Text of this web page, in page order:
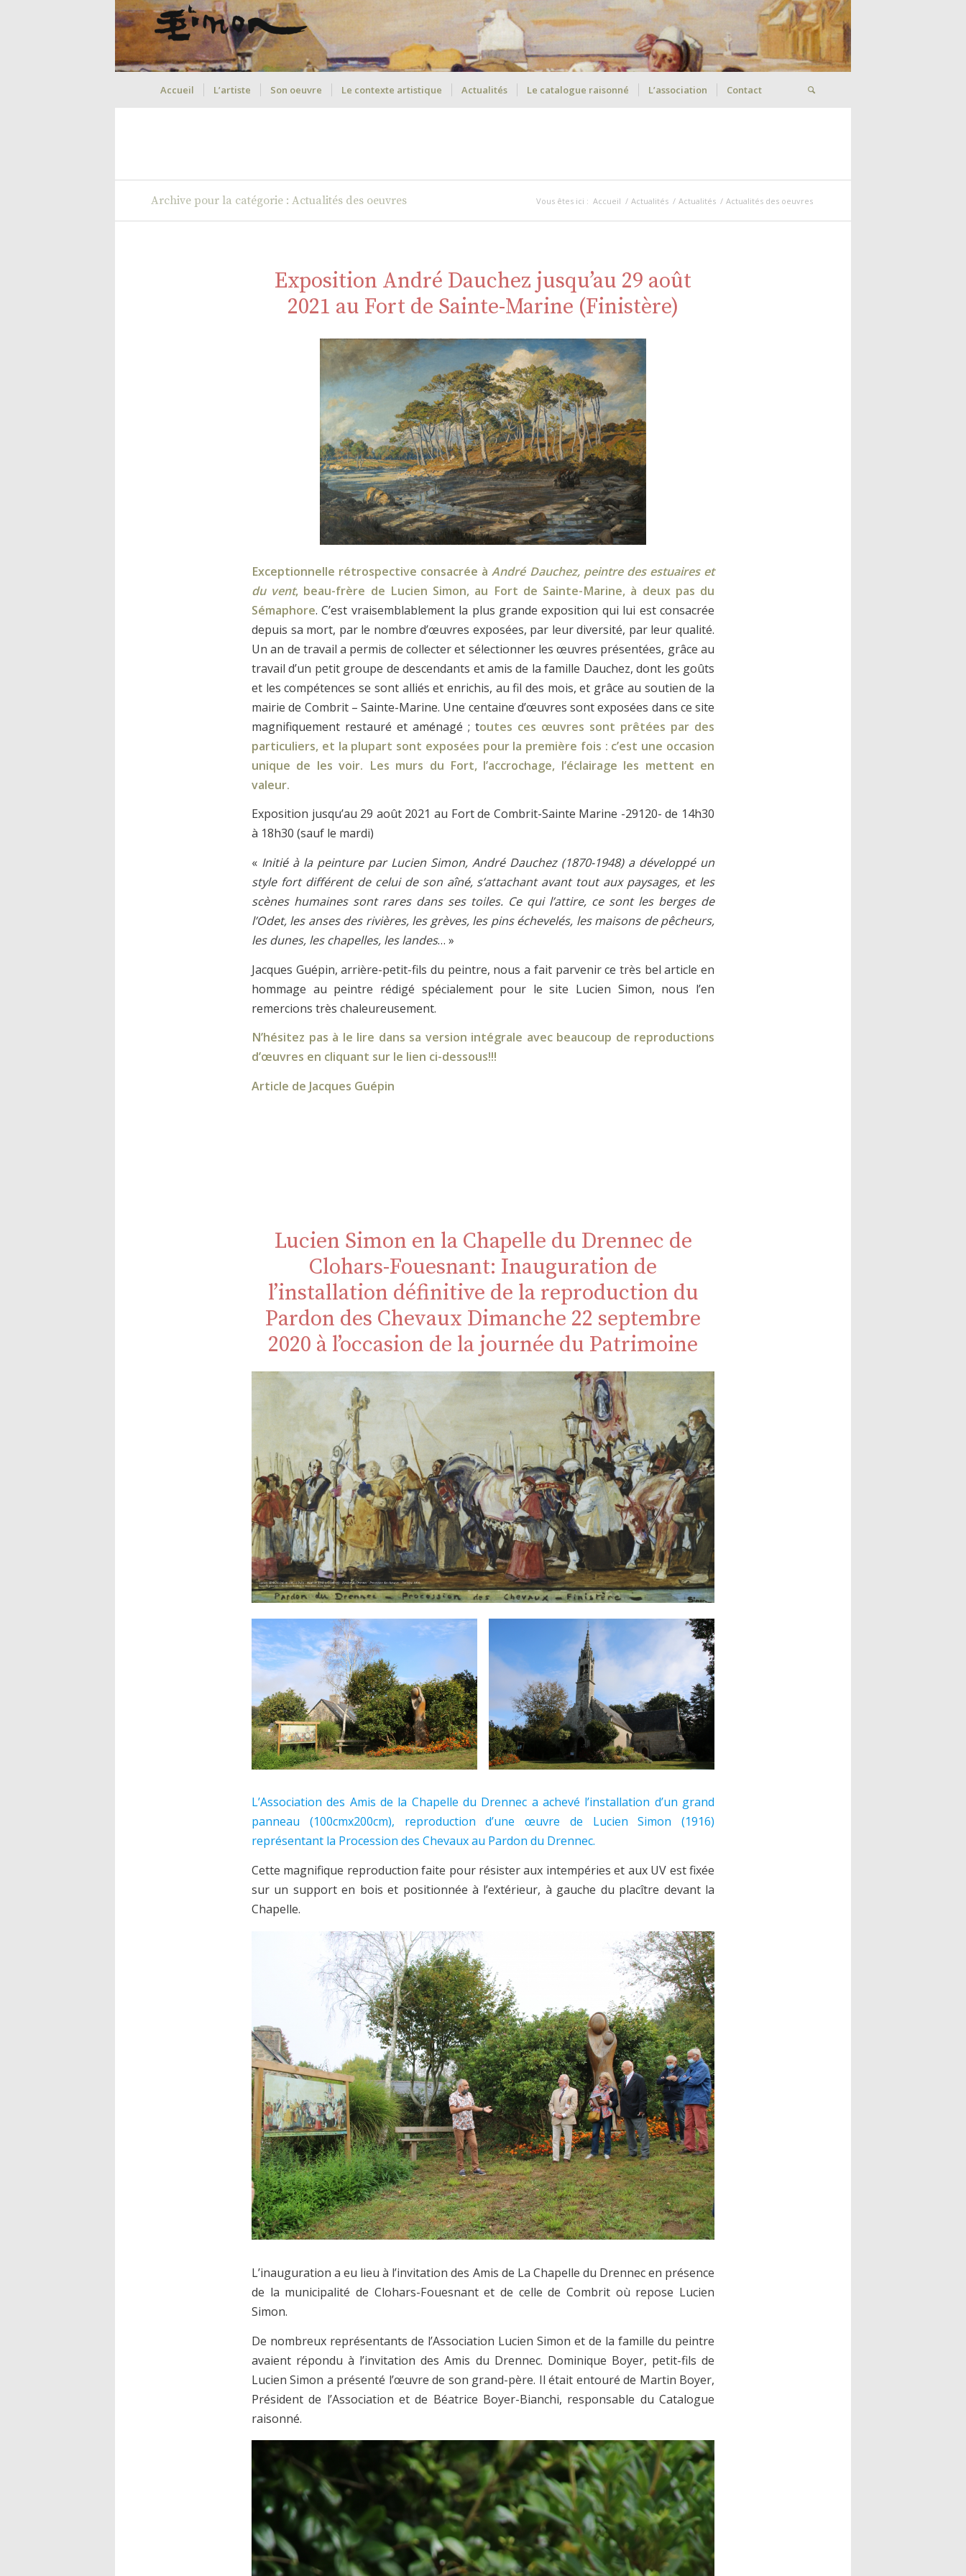
Accueil L’artiste Son oeuvre Le contexte artistique Actualités Le catalogue raisonné L’association Contact
Archive pour la catégorie : Actualités des oeuvres Vous êtes ici : Accueil / Actualités / Actualités / Actualités des oeuvres
Exposition André Dauchez jusqu’au 29 août
2021 au Fort de Sainte-Marine (Finistère)
Exceptionnelle rétrospective consacrée àAndré Dauchez, peintre des estuaires et
du vent, beau-frère de Lucien Simon, au Fort de Sainte-Marine, à deux pas du
Sémaphore. C’est vraisemblablement la plus grande exposition qui lui est consacrée
depuis sa mort, par le nombre d’œuvres exposées, par leur diversité, par leur qualité.
Un an de travail a permis de collecter et sélectionner les œuvres présentées, grâce au
travail d’un petit groupe de descendants et amis de la famille Dauchez, dont les goûts
et les compétences se sont alliés et enrichis, au fil des mois, et grâce au soutien de la
mairie de Combrit – Sainte-Marine. Une centaine d’œuvres sont exposées dans ce site
magnifiquement restauré et aménagé ; toutes ces œuvres sont prêtées par des
particuliers, et la plupart sont exposées pour la première fois : c’est une occasion
unique de les voir. Les murs du Fort, l’accrochage, l’éclairage les mettent en
valeur.
Exposition jusqu’au 29 août 2021 au Fort de Combrit-Sainte Marine -29120- de 14h30
à 18h30 (sauf le mardi)
« Initié à la peinture par Lucien Simon, André Dauchez (1870-1948) a développé un
style fort différent de celui de son aîné, s’attachant avant tout aux paysages, et les
scènes humaines sont rares dans ses toiles. Ce qui l’attire, ce sont les berges de
l’Odet, les anses des rivières, les grèves, les pins échevelés, les maisons de pêcheurs,
les dunes, les chapelles, les landes… »
Jacques Guépin, arrière-petit-fils du peintre, nous a fait parvenir ce très bel article en
hommage au peintre rédigé spécialement pour le site Lucien Simon, nous l’en
remercions très chaleureusement.
N’hésitez pas à le lire dans sa version intégrale avec beaucoup de reproductions
d’œuvres en cliquant sur le lien ci-dessous!!!
Article de Jacques Guépin
Lucien Simon en la Chapelle du Drennec de
Clohars-Fouesnant: Inauguration de
l’installation définitive de la reproduction du
Pardon des Chevaux Dimanche 22 septembre
2020 à l’occasion de la journée du Patrimoine
L’Association des Amis de la Chapelle du Drennec a achevé l’installation d’un grand
panneau (100cmx200cm), reproduction d’une œuvre de Lucien Simon (1916)
représentant la Procession des Chevaux au Pardon du Drennec.
Cette magnifique reproduction faite pour résister aux intempéries et aux UV est fixée
sur un support en bois et positionnée à l’extérieur, à gauche du placître devant la
Chapelle.
L’inauguration a eu lieu à l’invitation des Amis de La Chapelle du Drennec en présence
de la municipalité de Clohars-Fouesnant et de celle de Combrit où repose Lucien
Simon.
De nombreux représentants de l’Association Lucien Simon et de la famille du peintre
avaient répondu à l’invitation des Amis du Drennec. Dominique Boyer, petit-fils de
Lucien Simon a présenté l’œuvre de son grand-père. Il était entouré de Martin Boyer,
Président de l’Association et de Béatrice Boyer-Bianchi, responsable du Catalogue
raisonné.